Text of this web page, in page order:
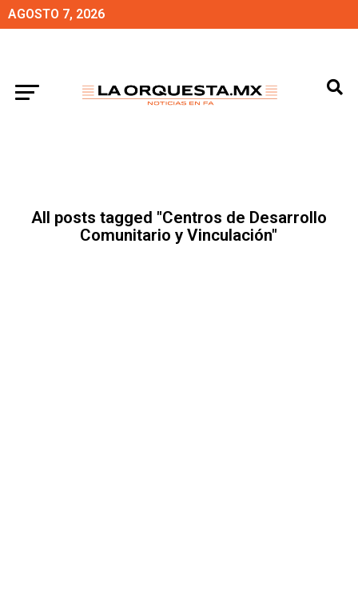
AGOSTO 7, 2026
All posts tagged "Centros de Desarrollo
Comunitario y Vinculación"